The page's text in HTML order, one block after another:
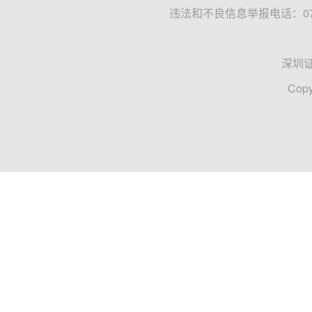
违法和不良信息举报电话：
深圳